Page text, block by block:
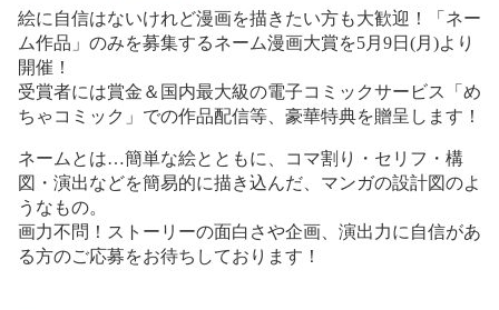
絵に自信はないけれど漫画を描きたい方も大歓迎！「ネー
ム作品」のみを募集するネーム漫画大賞を5月9日(月)より
開催！
受賞者には賞金＆国内最大級の電子コミックサービス「め
ちゃコミック」での作品配信等、豪華特典を贈呈します！
ネームとは…簡単な絵とともに、コマ割り・セリフ・構
図・演出などを簡易的に描き込んだ、マンガの設計図のよ
うなもの。
画力不問！ストーリーの面白さや企画、演出力に自信があ
る方のご応募をお待ちしております！